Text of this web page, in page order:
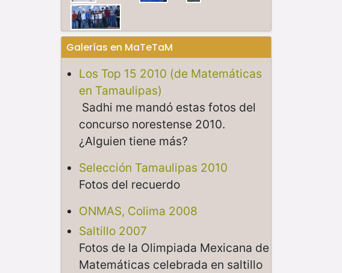
Galerías en MaTeTaM
Los Top 15 2010 (de Matemáticas
en Tamaulipas)
Sadhi me mandó estas fotos del
concurso norestense 2010.
¿Alguien tiene más?
Selección Tamaulipas 2010
Fotos del recuerdo
ONMAS, Colima 2008
Saltillo 2007
Fotos de la Olimpiada Mexicana de
Matemáticas celebrada en saltillo